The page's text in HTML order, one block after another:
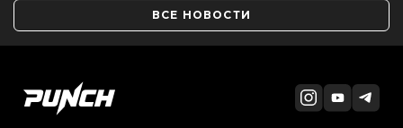
ВСЕ НОВОСТИ